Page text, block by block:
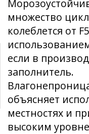
множество
колеблется от
если в
заполнитель.
объясняет
местностях и
высоким